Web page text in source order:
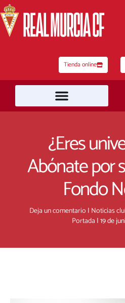
al
contenido
Tienda online
¿Eres
Abónate por
Fondo
Deja un comentario | Noticias
Portada |19 de